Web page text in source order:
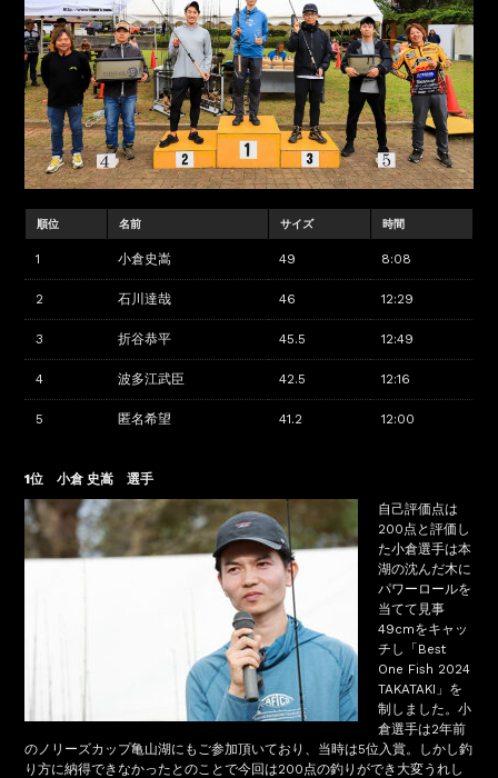
順位 名前 サイズ 時間
1 小倉史嵩 49 8:08
2 石川達哉 46 12:29
3 折谷恭平 45.5 12:49
4 波多江武臣 42.5 12:16
5 匿名希望 41.2 12:00
1位 小倉 史嵩 選手
自己評価点は
200点と評価し
た小倉選手は本
湖の沈んだ木に
パワーロールを
当てて見事
49cmをキャッ
チし「Best
One Fish 2024
TAKATAKI」を
制しました。小
倉選手は2年前
のノリーズカップ亀山湖にもご参加頂いており、当時は5位入賞。しかし釣
り方に納得できなかったとのことで今回は200点の釣りができ大変うれし